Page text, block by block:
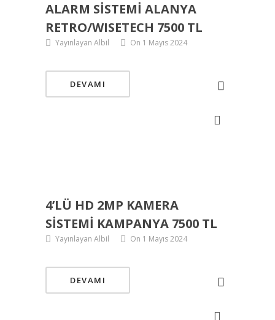
ALARM SISTEMI ALANYA
RETRO/WISETECH 7500 TL
Yayınlayan Albil On 1 Mayıs 2024
DEVAMI
4’LÜ HD 2MP KAMERA
SISTEMI KAMPANYA 7500 TL
Yayınlayan Albil On 1 Mayıs 2024
DEVAMI